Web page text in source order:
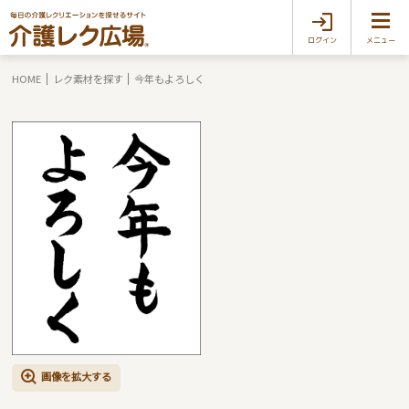
ログイン メニュー
HOME レク素材を探す 今年もよろしく
画像を拡大する